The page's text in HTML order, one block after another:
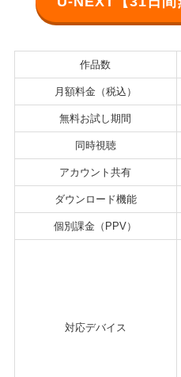
作品数
月額料金（税込）
無料お試し期間
同時視聴
アカウント共有
ダウンロード機能
個別課金（PPV）
対応デバイス